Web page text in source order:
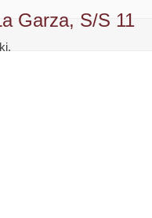
Garza, S/S 11